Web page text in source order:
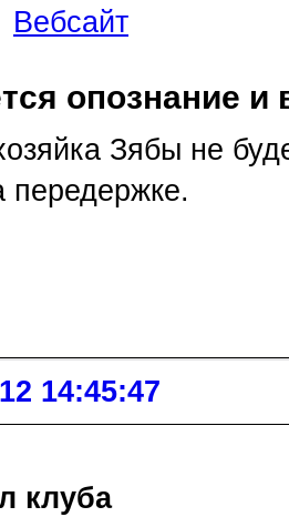
Вебсайт
опознание
Зябы не
14:45:47
клуба